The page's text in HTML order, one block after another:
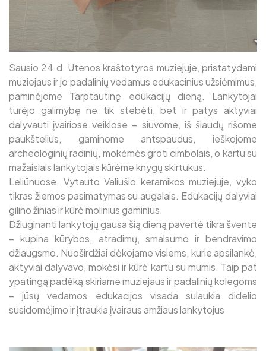
Sausio 24 d. Utenos kraštotyros muziejuje, pristatydami
muziejaus ir jo padalinių vedamus edukacinius užsiėmimus,
paminėjome Tarptautinę edukacijų dieną. Lankytojai
turėjo galimybę ne tik stebėti, bet ir patys aktyviai
dalyvauti įvairiose veiklose – siuvome, iš šiaudų rišome
paukštelius, gaminome antspaudus, ieškojome
archeologinių radinių, mokėmės groti cimbolais, o kartu su
mažaisiais lankytojais kūrėme knygų skirtukus.
Leliūnuose, Vytauto Valiušio keramikos muziejuje, vyko
tikras žiemos pasimatymas su augalais. Edukacijų dalyviai
gilino žinias ir kūrė molinius gaminius.
Džiuginanti lankytojų gausa šią dieną pavertė tikra švente
– kupina kūrybos, atradimų, smalsumo ir bendravimo
džiaugsmo. Nuoširdžiai dėkojame visiems, kurie apsilankė,
aktyviai dalyvavo, mokėsi ir kūrė kartu su mumis. Taip pat
ypatingą padėką skiriame muziejaus ir padalinių kolegoms
– jūsų vedamos edukacijos visada sulaukia didelio
susidomėjimo ir įtraukia įvairaus amžiaus lankytojus